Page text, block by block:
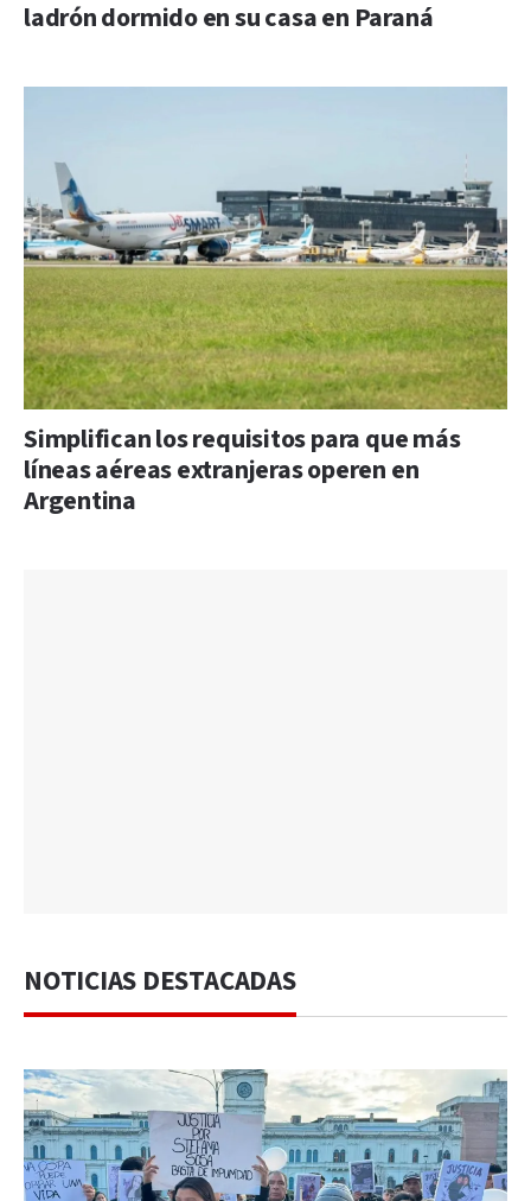
ladrón dormido en su casa en Paraná
Simplifican los requisitos para que más
líneas aéreas extranjeras operen en
Argentina
NOTICIAS DESTACADAS